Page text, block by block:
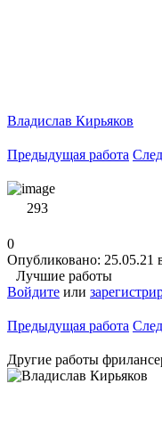
Владислав Кирьяков
Предыдущая работа
293
0
Опубликовано: 25.05.21
Лучшие работы
Войдите или
Предыдущая работа
Другие работы